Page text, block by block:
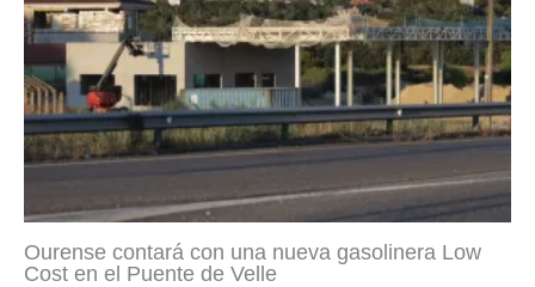
Ourense contará con una nueva gasolinera Low
Cost en el Puente de Velle